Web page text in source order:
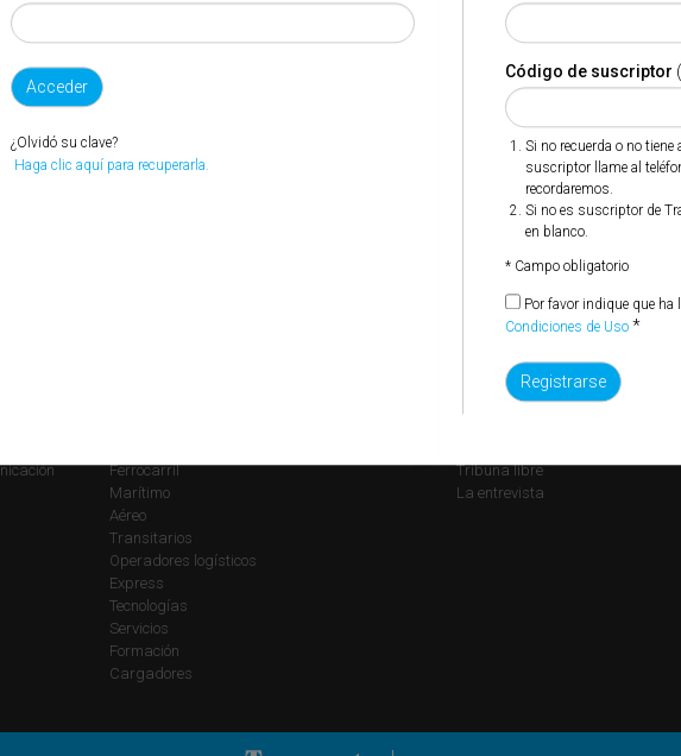
llame al teléfono 944 400 000 y se lo recordaremos.
Si no es suscriptor de Transporte XXI deje este campo
Por favor indique que ha leído y está de acuerdo con
Ferrocarril
Marítimo
Aéreo
Transitarios
Operadores logísticos
Express
Tecnologías
Servicios
Formación
Cargadores
Opinión
Tribuna libre
La entrevista
¿Olvidó su clave?
Haga clic aquí para recuperarla.
Código de suscriptor
Si no recuerda o no
suscriptor llame al
recordaremos.
Si no es suscriptor de
en blanco.
* Campo obligatorio
Por favor indique que ha
Condiciones de Uso *